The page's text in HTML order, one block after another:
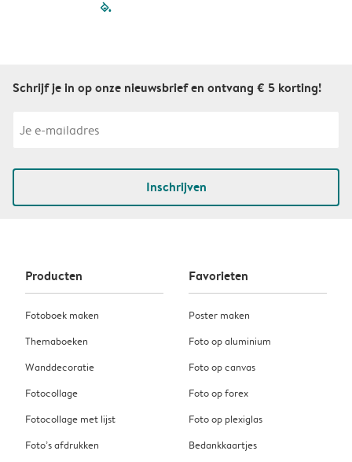
filled-pagination
Schrijf je in op onze nieuwsbrief en ontvang € 5 korting!
Inschrijven
Producten
Fotoboek maken
Themaboeken
Wanddecoratie
Fotocollage
Fotocollage met lijst
Foto’s afdrukken
Favorieten
Poster maken
Foto op aluminium
Foto op canvas
Foto op forex
Foto op plexiglas
Bedankkaartjes